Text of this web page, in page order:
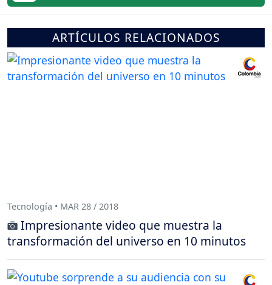
ARTÍCULOS RELACIONADOS
Tecnología • MAR 28 / 2018
Impresionante video que muestra la
transformación del universo en 10 minutos